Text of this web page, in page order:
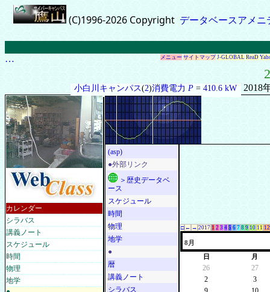
(C)1996-2026 Copyright データベースアメニ
… メニュー サイトマップ J-GLOBAL ReaD
小白川キャンパス(2)消費電力 P =410.6 kW 2018
カレンダー
シラバス
講義ノート
スケジュール
時間
物理
地学
(asp)
●外部リンク
＞歴史データベ
ース
スケジュール
時間
物理
地学
●
暦
講義ノート
シラバス
□ ← → 2017 1 2 3 4 5 6 7 8 9 10 11 12
8月
日 月
26
27
2
3